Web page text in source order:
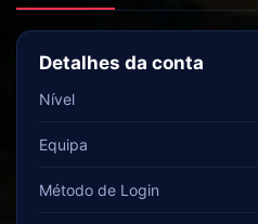
Detalhes da conta
Nível
Equipa
Método de Login